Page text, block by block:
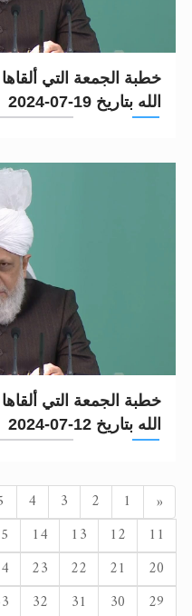
خطبة الجمعة التي
الله بتاريخ 19-07-2024
خطبة الجمعة التي
الله بتاريخ 12-07-2024
« السابق1
2
3
4
11
12
13
14
20
21
22
23
29
30
31
32